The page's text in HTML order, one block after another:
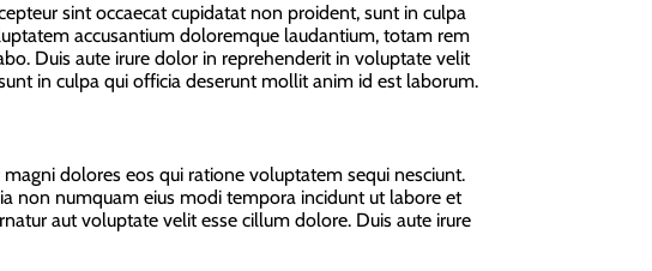
sint occaecat cupidatat non proident, sunt in culpa
accusantium doloremque laudantium, totam rem
Duis aute irure dolor in reprehenderit in voluptate velit
in culpa qui officia deserunt mollit anim id est laborum.
dolores eos qui ratione voluptatem sequi nesciunt.
non numquam eius modi tempora incidunt ut labore et
aut voluptate velit esse cillum dolore. Duis aute irure